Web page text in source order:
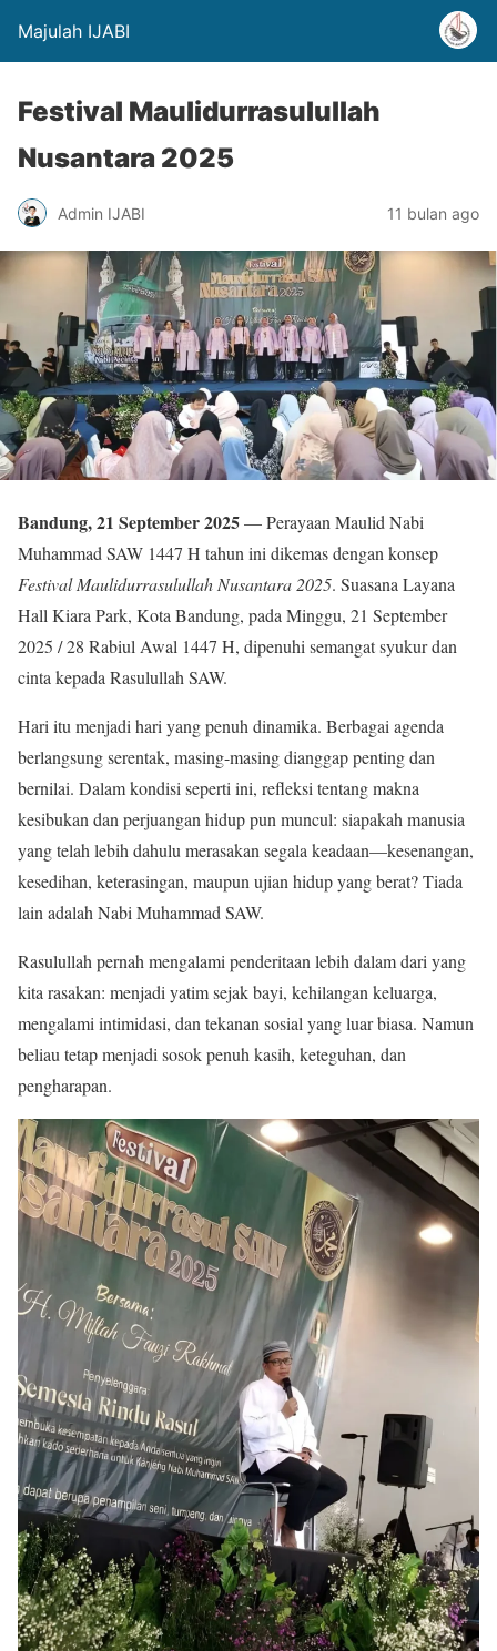
Majulah IJABI
Festival Maulidurrasulullah
Nusantara 2025
Admin IJABI 11 bulan ago
Bandung, 21 September 2025— Perayaan Maulid Nabi
Muhammad SAW 1447 H tahun ini dikemas dengan konsep
Festival Maulidurrasulullah Nusantara 2025. Suasana Layana
Hall Kiara Park, Kota Bandung, pada Minggu, 21 September
2025 / 28 Rabiul Awal 1447 H, dipenuhi semangat syukur dan
cinta kepada Rasulullah SAW.
Hari itu menjadi hari yang penuh dinamika. Berbagai agenda
berlangsung serentak, masing-masing dianggap penting dan
bernilai. Dalam kondisi seperti ini, refleksi tentang makna
kesibukan dan perjuangan hidup pun muncul: siapakah manusia
yang telah lebih dahulu merasakan segala keadaan—kesenangan,
kesedihan, keterasingan, maupun ujian hidup yang berat? Tiada
lain adalah Nabi Muhammad SAW.
Rasulullah pernah mengalami penderitaan lebih dalam dari yang
kita rasakan: menjadi yatim sejak bayi, kehilangan keluarga,
mengalami intimidasi, dan tekanan sosial yang luar biasa. Namun
beliau tetap menjadi sosok penuh kasih, keteguhan, dan
pengharapan.